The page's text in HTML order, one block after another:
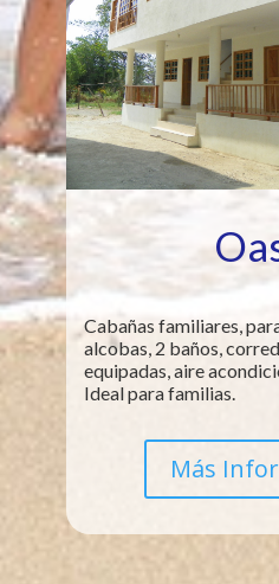
Cabañas familiares,
alcobas, 2 baños,
equipadas, aire
Ideal para familias.
Más